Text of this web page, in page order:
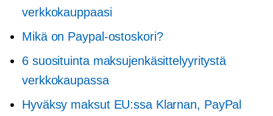
verkkokauppaasi
Mikä on Paypal-ostoskori?
6 suosituinta maksujenkäsittelyyritystä
verkkokaupassa
Hyväksy maksut EU:ssa Klarnan, PayPal